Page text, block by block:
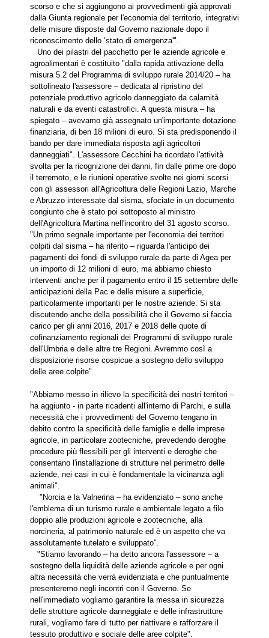
scorso e che si aggiungono ai provvedimenti già approvati
dalla Giunta regionale per l'economia del territorio, integrativi
delle misure disposte dal Governo nazionale dopo il
riconoscimento dello ‘stato di emergenza'".
Uno dei pilastri del pacchetto per le aziende agricole e
agroalimentari è costituito "dalla rapida attivazione della
misura 5.2 del Programma di sviluppo rurale 2014/20 – ha
sottolineato l'assessore – dedicata al ripristino del
potenziale produttivo agricolo danneggiato da calamità
naturali e da eventi catastrofici. A questa misura – ha
spiegato – avevamo già assegnato un'importante dotazione
finanziaria, di ben 18 milioni di euro. Si sta predisponendo il
bando per dare immediata risposta agli agricoltori
danneggiati". L'assessore Cecchini ha ricordato l'attività
svolta per la ricognizione dei danni, fin dalle prime ore dopo
il terremoto, e le riunioni operative svolte nei giorni scorsi
con gli assessori all'Agricoltura delle Regioni Lazio, Marche
e Abruzzo interessate dal sisma, sfociate in un documento
congiunto che è stato poi sottoposto al ministro
dell'Agricoltura Martina nell'incontro del 31 agosto scorso.
"Un primo segnale importante per l'economia dei territori
colpiti dal sisma – ha riferito – riguarda l'anticipo dei
pagamenti dei fondi di sviluppo rurale da parte di Agea per
un importo di 12 milioni di euro, ma abbiamo chiesto
interventi anche per il pagamento entro il 15 settembre delle
anticipazioni della Pac e delle misure a superficie,
particolarmente importanti per le nostre aziende. Si sta
discutendo anche della possibilità che il Governo si faccia
carico per gli anni 2016, 2017 e 2018 delle quote di
cofinanziamento regionali dei Programmi di sviluppo rurale
dell'Umbria e delle altre tre Regioni. Avremmo così a
disposizione risorse cospicue a sostegno dello sviluppo
delle aree colpite".
"Abbiamo messo in rilievo la specificità dei nostri territori –
ha aggiunto - in parte ricadenti all'interno di Parchi, e sulla
necessità che i provvedimenti del Governo tengano in
debito contro la specificità delle famiglie e delle imprese
agricole, in particolare zootecniche, prevedendo deroghe
procedure più flessibili per gli interventi e deroghe che
consentano l'installazione di strutture nel perimetro delle
aziende, nei casi in cui è fondamentale la vicinanza agli
animali".
"Norcia e la Valnerina – ha evidenziato – sono anche
l'emblema di un turismo rurale e ambientale legato a filo
doppio alle produzioni agricole e zootecniche, alla
norcineria, al patrimonio naturale ed è un aspetto che va
assolutamente tutelato e sviluppato".
"Stiamo lavorando – ha detto ancora l'assessore – a
sostegno della liquidità delle aziende agricole e per ogni
altra necessità che verrà evidenziata e che puntualmente
presenteremo negli incontri con il Governo. Se
nell'immediato vogliamo garantire la messa in sicurezza
delle strutture agricole danneggiate e delle infrastrutture
rurali, vogliamo fare di tutto per riattivare e rafforzare il
tessuto produttivo e sociale delle aree colpite".